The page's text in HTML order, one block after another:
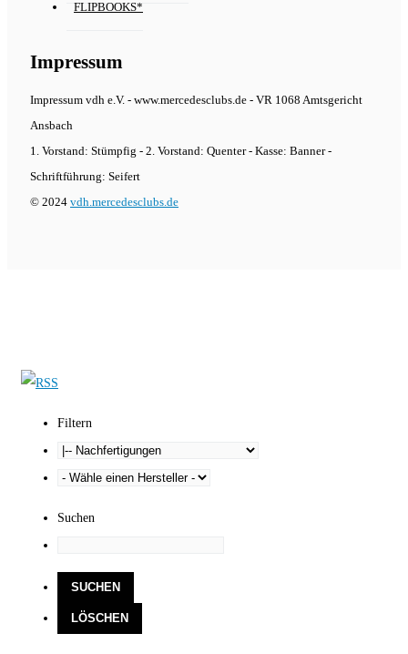
FLIPBOOKS*
Impressum
Impressum vdh e.V. - www.mercedesclubs.de - VR 1068 Amtsgericht
Ansbach
1. Vorstand: Stümpfig - 2. Vorstand: Quenter - Kasse: Banner -
Schriftführung: Seifert
© 2024 vdh.mercedesclubs.de
Filtern
Suchen